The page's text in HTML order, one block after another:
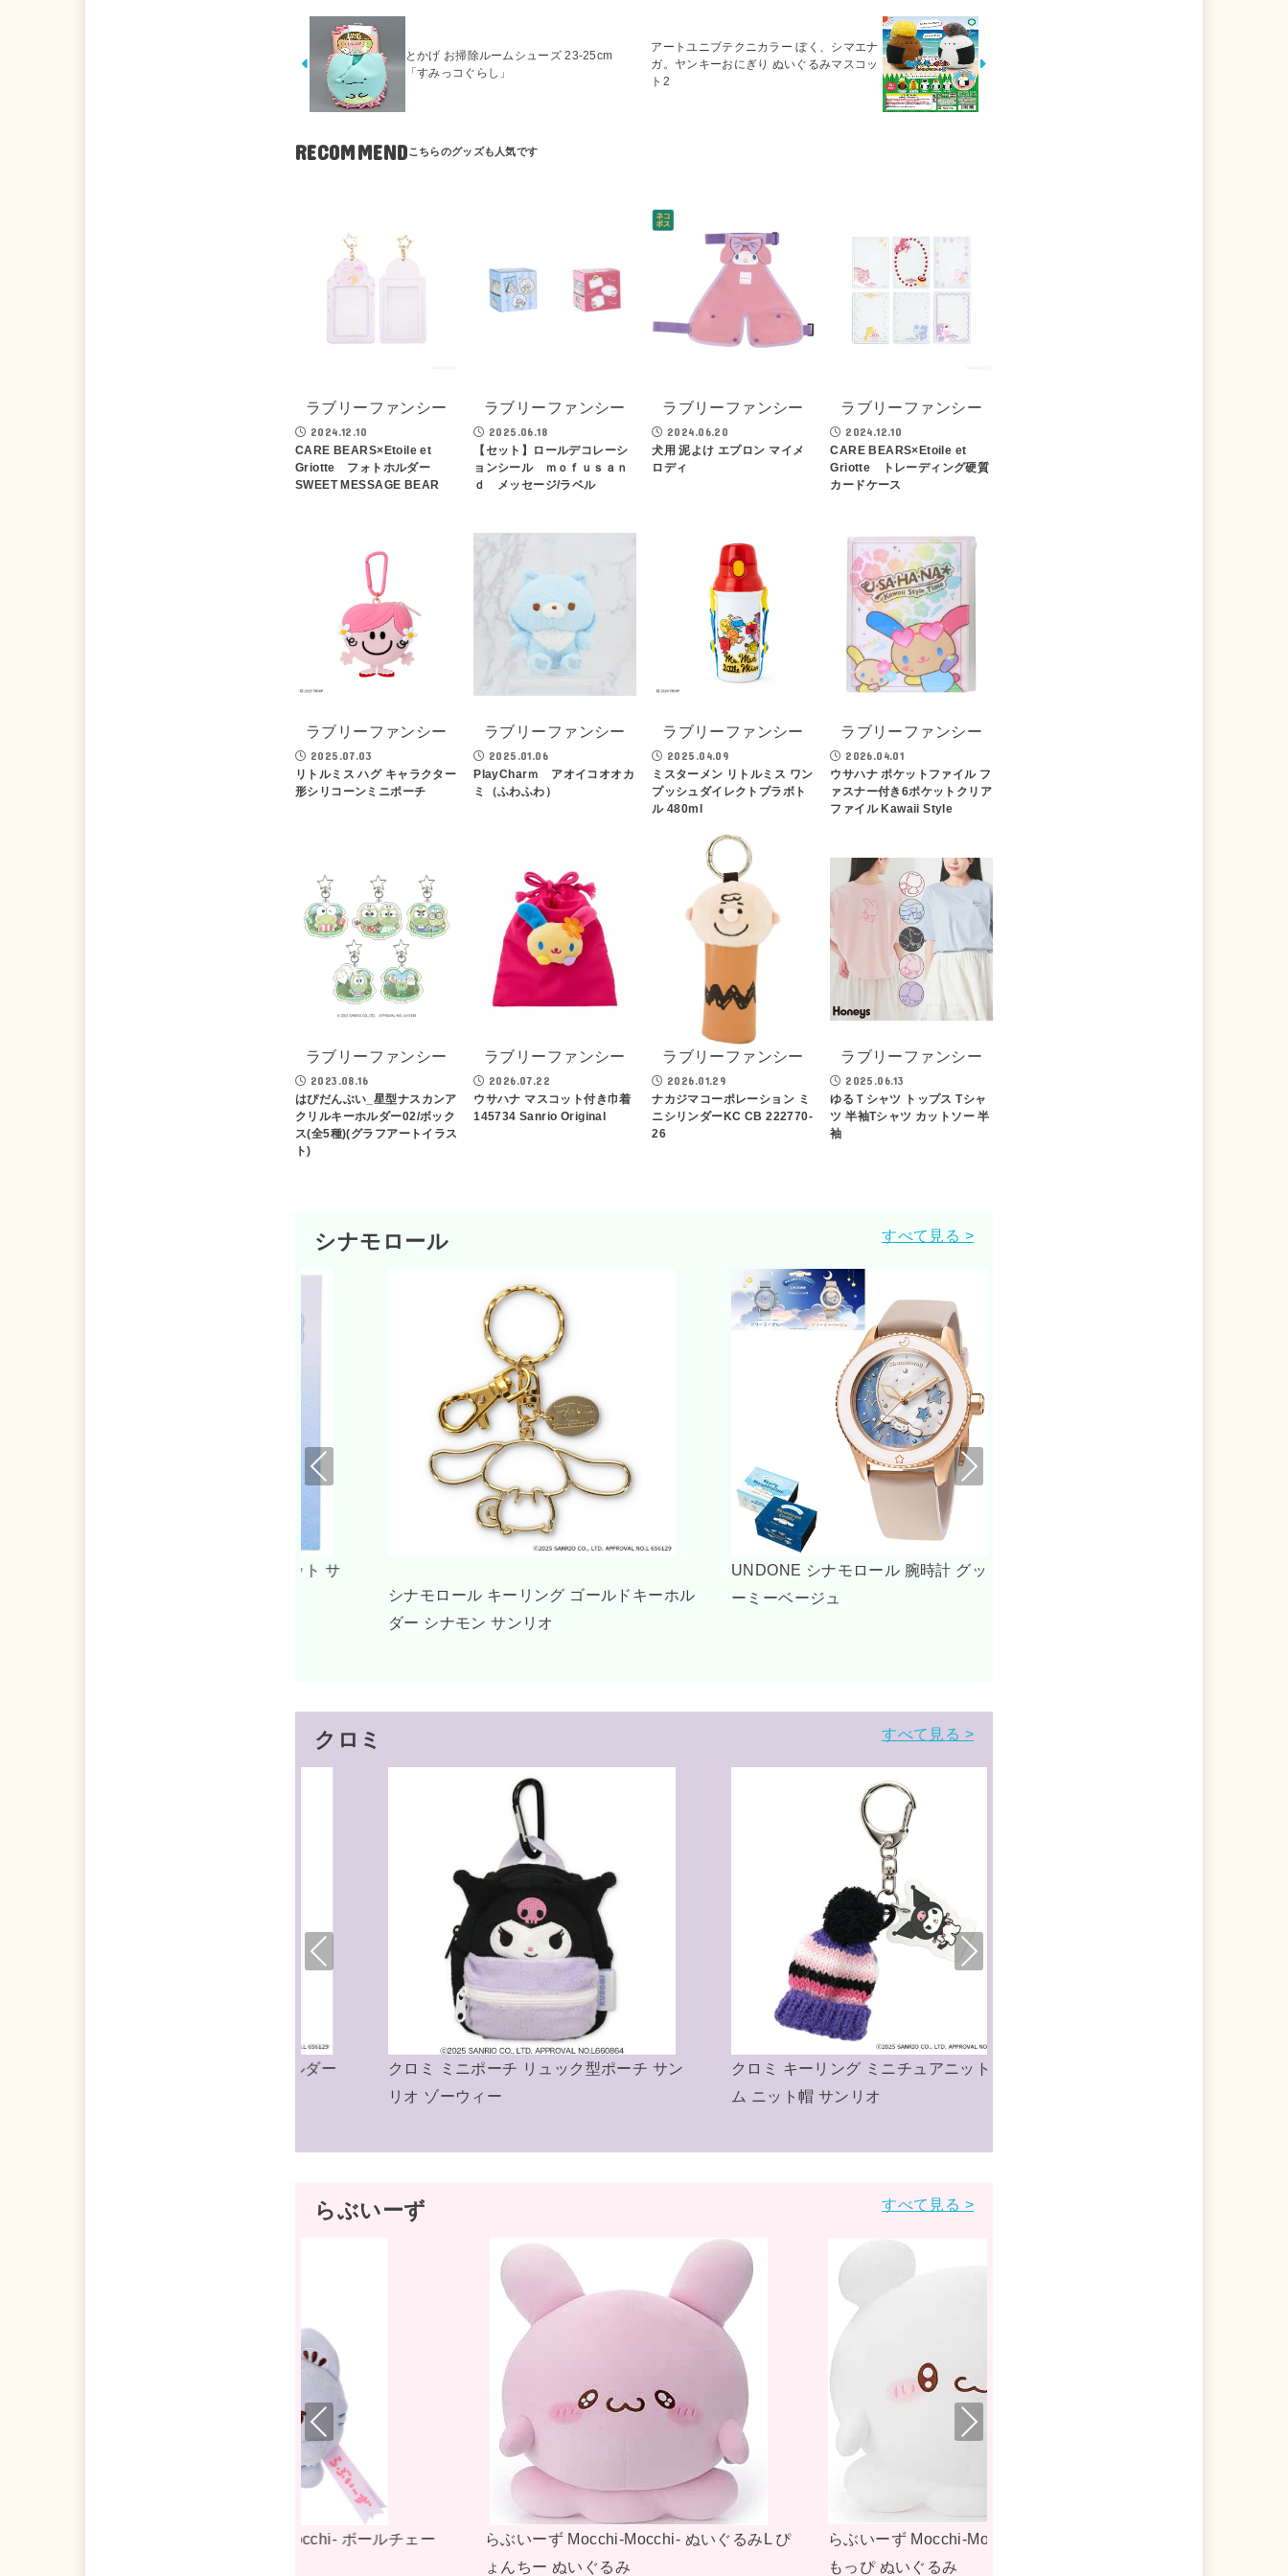
とかげ お掃除ルームシューズ 23-25cm
「すみっコぐらし」
アートユニブテクニカラー ぼく、シマエナ
ガ。ヤンキーおにぎり ぬいぐるみマスコッ
ト2
RECOMMEND
ラブリーファンシー
2024.12.10
CARE BEARS×Etoile et
Griotte フォトホルダー
SWEET MESSAGE BEAR
ラブリーファンシー
2025.06.18
【セット】ロールデコレーシ
ョンシール ｍｏｆｕｓａｎ
ｄ メッセージ/ラベル
ラブリーファンシー
2024.06.20
犬用 泥よけ エプロン マイメ
ロディ
ラブリーファンシー
2024.12.10
CARE BEARS×Etoile et
Griotte トレーディング硬質
カードケース
ラブリーファンシー
2025.07.03
リトルミス ハグ キャラクター
形シリコーンミニポーチ
ラブリーファンシー
2025.01.06
PlayCharｍ アオイコオオカ
ミ（ふわふわ）
ラブリーファンシー
2025.04.09
ミスターメン リトルミス ワン
プッシュダイレクトプラボト
ル 480ml
ラブリーファンシー
2026.04.01
ウサハナ ポケットファイル フ
ァスナー付き6ポケットクリア
ファイル Kawaii Style
ラブリーファンシー
2023.08.16
はぴだんぶい_星型ナスカンア
クリルキーホルダー02/ボック
ス(全5種)(グラフアートイラス
ト)
ラブリーファンシー
2026.07.22
ウサハナ マスコット付き巾着
145734 Sanrio Original
ラブリーファンシー
2026.01.29
ナカジマコーポレーション ミ
ニシリンダーKC CB 222770-
26
ラブリーファンシー
2025.06.13
ゆるＴシャツ トップス Tシャ
ツ 半袖Tシャツ カットソー 半
袖
シナモロール すべて見る >
UNDONE シナモロール 腕時計 グッズ ドリ
ダー サンリオ ゾーウィー
シナモロール おもちゃ ミニボイスレコーダ
ー サンリオ 玩具
Pre
Nex
クロミ すべて見る >
クロミ キーリング ミニチュアニットチャー
クロミ おもちゃ ミニボイスレコーダー サ
ンリオ 玩具
クロミ ペンポーチ スクールバッグ風ペンケ
ース クロミ サンリオ
Pre
Nex
らぶいーず すべて見る >
らぶいーず Mocchi-Mocchi- ぬいぐるみL す
らぶいーず すもっぴ ぴょんちー モバイル
バッテリー 5000mAh
らぶいーず ポータブル ハンディファン
Pre
viou
s
Nex